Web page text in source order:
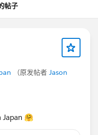
帖子
（原发帖者 Jason
Japan 🤗